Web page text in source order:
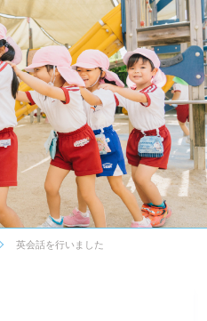
英会話を行いました